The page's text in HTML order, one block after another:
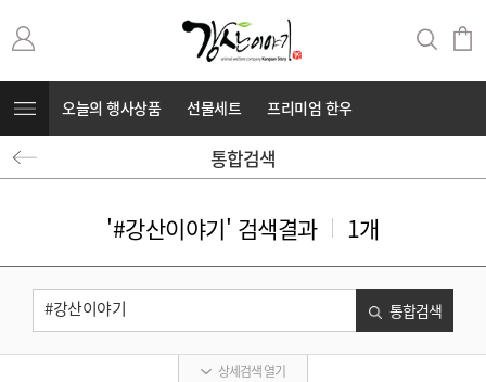
오늘의 행사상품 선물세트 프리미엄 한우
커뮤니티
통합검색
'#강산이야기' 검색결과 1개
통합검색
상세검색 열기